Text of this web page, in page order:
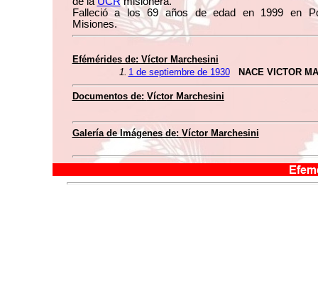
Falleció a los 69 años de edad en 1999 en
Misiones.
Efémérides de: Víctor Marchesini
1. 1 de septiembre de 1930 NACE VICTOR
Documentos de: Víctor Marchesini
Galería de Imágenes de: Víctor Marchesini